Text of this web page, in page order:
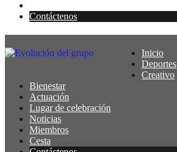
Contáctenos
Inicio
Deportes
Creativo
Bienestar
Actuación
Lugar de celebración
Noticias
Miembros
Cesta